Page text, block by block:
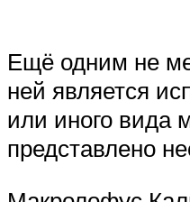
Ещё одним не
ней является
или иного вида
представлено